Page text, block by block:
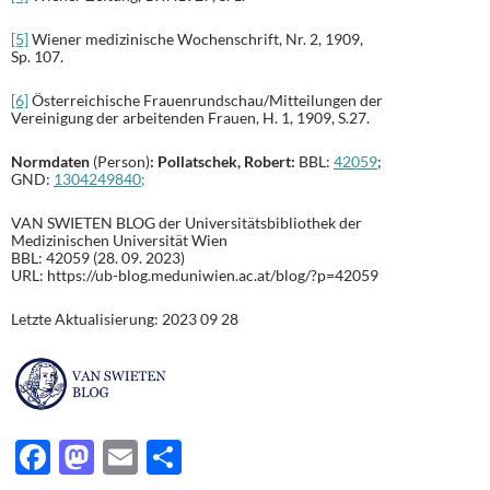
[5]Wiener medizinische Wochenschrift, Nr. 2, 1909,
Sp. 107.
[6]Österreichische Frauenrundschau/Mitteilungen der
Vereinigung der arbeitenden Frauen, H. 1, 1909, S.27.
Normdaten (Person): Pollatschek, Robert: BBL: 42059;
GND: 1304249840;
VAN SWIETEN BLOG der Universitätsbibliothek der
Medizinischen Universität Wien
BBL: 42059 (28. 09. 2023)
URL: https://ub-blog.meduniwien.ac.at/blog/?p=42059
Letzte Aktualisierung: 2023 09 28
F
M E